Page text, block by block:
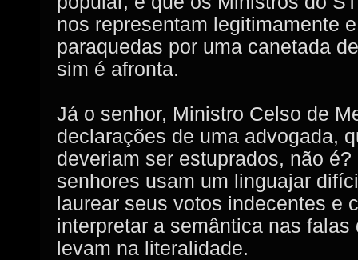
nos representam legitimamente
paraquedas por uma canetada
sim é afronta.
Já o senhor, Ministro Celso de
declarações de uma advogada,
deveriam ser estuprados, não
senhores usam um linguajar
laurear seus votos indecentes e
interpretar a semântica nas
levam na literalidade.